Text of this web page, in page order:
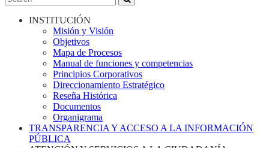
INSTITUCIÓN
Misión y Visión
Objetivos
Mapa de Procesos
Manual de funciones y competencias
Principios Corporativos
Direccionamiento Estratégico
Reseña Histórica
Documentos
Organigrama
TRANSPARENCIA Y ACCESO A LA INFORMACIÓN
PÚBLICA